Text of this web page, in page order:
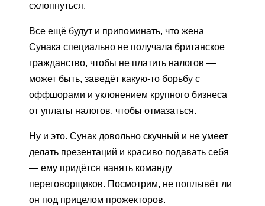
схлопнуться.
Все ещё будут и припоминать, что жена
Сунака специально не получала британское
гражданство, чтобы не платить налогов —
может быть, заведёт какую-то борьбу с
оффшорами и уклонением крупного бизнеса
от уплаты налогов, чтобы отмазаться.
Ну и это. Сунак довольно скучный и не умеет
делать презентаций и красиво подавать себя
— ему придётся нанять команду
переговорщиков. Посмотрим, не поплывёт ли
он под прицелом прожекторов.